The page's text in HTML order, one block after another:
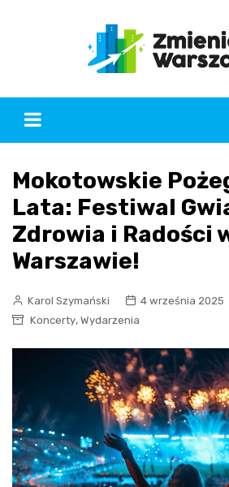
Mokotowskie
Lata: Festiwal
Zdrowia i Radości
Warszawie!
Karol Szymański
4 września 2025
Koncerty, Wydarzenia